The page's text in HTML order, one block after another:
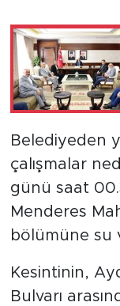
Belediyeden
çalışmalar
günü saat
Menderes
bölümüne su
Kesintinin,
Bulvarı